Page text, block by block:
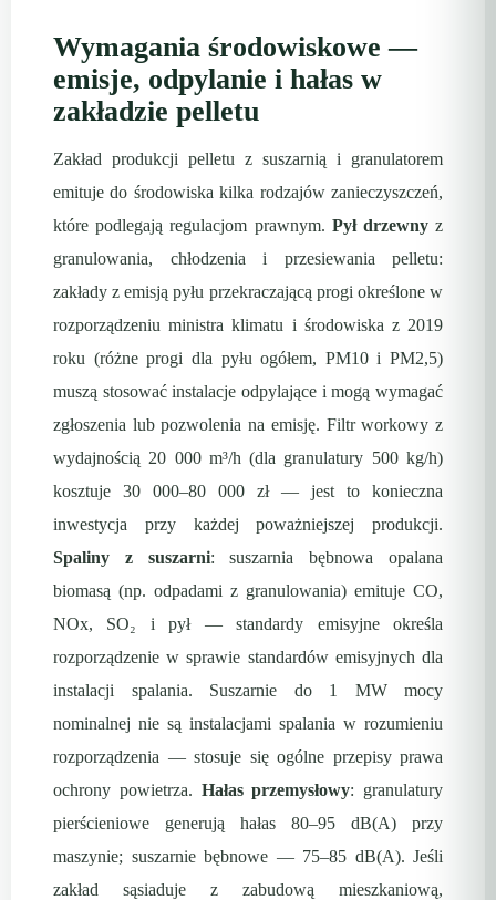
Wymagania środowiskowe —
emisje, odpylanie i hałas w
zakładzie pelletu
Zakład produkcji pelletu z suszarnią i granulatorem
emituje do środowiska kilka rodzajów zanieczyszczeń,
które podlegają regulacjom prawnym. Pył drzewnyz
granulowania, chłodzenia i przesiewania pelletu:
zakłady z emisją pyłu przekraczającą progi określone w
rozporządzeniu ministra klimatu i środowiska z 2019
roku (różne progi dla pyłu ogółem, PM10 i PM2,5)
muszą stosować instalacje odpylające i mogą wymagać
zgłoszenia lub pozwolenia na emisję. Filtr workowy z
wydajnością 20 000 m³/h (dla granulatury 500 kg/h)
kosztuje 30 000–80 000 zł — jest to konieczna
inwestycja przy każdej poważniejszej produkcji.
Spaliny z suszarni: suszarnia bębnowa opalana
biomasą (np. odpadami z granulowania) emituje CO,
NOx, SO₂ i pył — standardy emisyjne określa
rozporządzenie w sprawie standardów emisyjnych dla
instalacji spalania. Suszarnie do 1 MW mocy
nominalnej nie są instalacjami spalania w rozumieniu
rozporządzenia — stosuje się ogólne przepisy prawa
ochrony powietrza. Hałas przemysłowy: granulatury
pierścieniowe generują hałas 80–95 dB(A) przy
maszynie; suszarnie bębnowe — 75–85 dB(A). Jeśli
zakład sąsiaduje z zabudową mieszkaniową,